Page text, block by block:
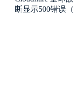
断显示500错误（